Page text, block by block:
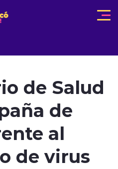
al contenido
de Salud
de
al
de virus